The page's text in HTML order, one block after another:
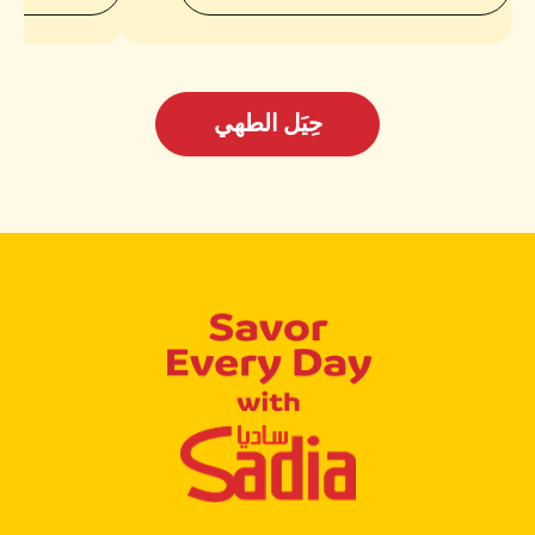
حِيَل الطهي